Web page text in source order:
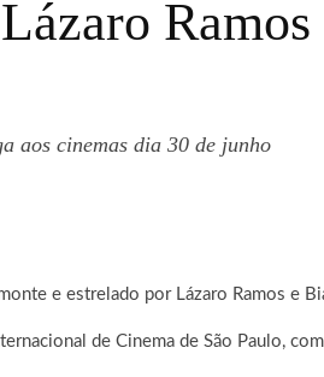
aos cinemas dia 30 de junho
e estrelado por Lázaro Ramos e
de Cinema de São Paulo,